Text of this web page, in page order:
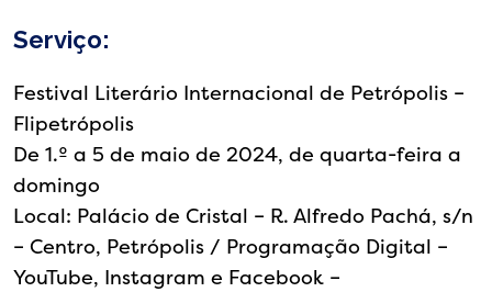
Serviço:
Festival Literário Internacional de Petrópolis –
Flipetrópolis
De 1.º a 5 de maio de 2024, de quarta-feira a
domingo
Local: Palácio de Cristal – R. Alfredo Pachá, s/n
– Centro, Petrópolis / Programação Digital –
YouTube, Instagram e Facebook –